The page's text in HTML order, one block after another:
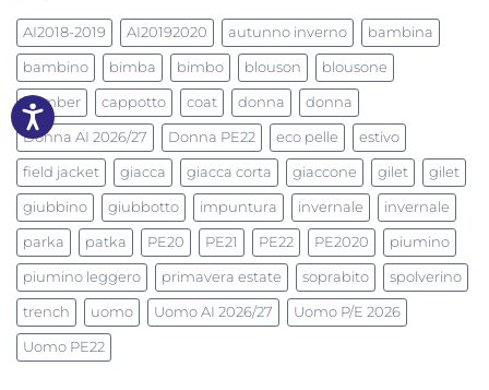
AI2018-2019 AI20192020 autunno inverno bambina
bambino bimba bimbo blouson blousone
bomber cappotto coat donna donna
Donna AI 2026/27 Donna PE22 eco pelle estivo
field jacket giacca giacca corta giaccone gilet gilet
giubbino giubbotto impuntura invernale invernale
parka patka PE20 PE21 PE22 PE2020 piumino
piumino leggero primavera estate soprabito spolverino
trench uomo Uomo AI 2026/27 Uomo P/E 2026
Uomo PE22